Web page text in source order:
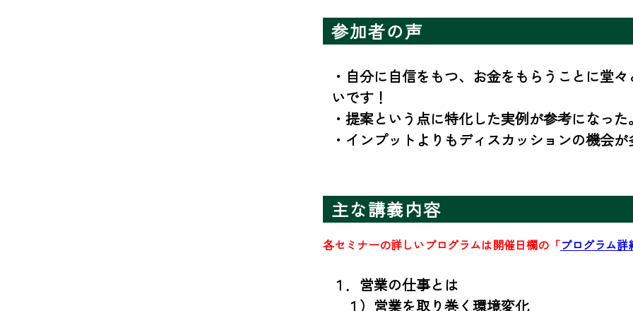
参加者の声
・自分に自信をもつ、お金をもらうことに堂
いです！
・提案という点に特化した実例が参考になった。
・インプットよりもディスカッションの機会が
主な講義内容
各セミナーの詳しいプログラムは開催日欄の「プログラム詳
１．営業の仕事とは
１）営業を取り巻く環境変化